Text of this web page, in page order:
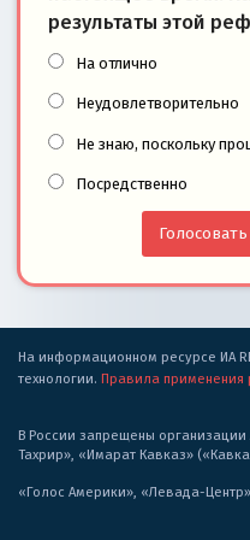
результаты этой
На отлично
Неудовлетворительно
Не знаю, поскольку
Посредственно
На информационном ресурсе ИА
технологии. Правила применения
В России запрещены
Тахрир», «Имарат Кавказ»
«Голос Америки», «Левада-